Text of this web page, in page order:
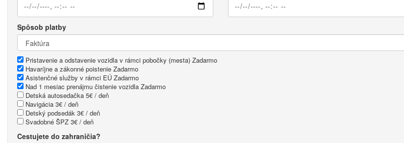
Spôsob platby
Pristavenie a odstavenie vozidla v rámci pobočky (mesta) Zadarmo
Havaríjne a zákonné poistenie Zadarmo
Asistenčné služby v rámci EÚ Zadarmo
Nad 1 mesiac prenájmu čistenie vozidla Zadarmo
Detská autosedačka 5€ / deň
Navigácia 3€ / deň
Detský podsedák 3€ / deň
Svadobné ŠPZ 3€ / deň
Cestujete do zahraničia?